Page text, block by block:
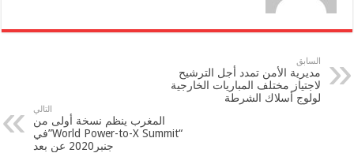
السابق
مديرية الأمن تمدد أجل الترشيح
لاجتياز مختلف المباريات الخارجية
لولوج أسلاك الشرطة
التالي
المغرب ينظم نسخة أولى من
“World Power-to-X Summit”في
جنبر2020 عن بعد